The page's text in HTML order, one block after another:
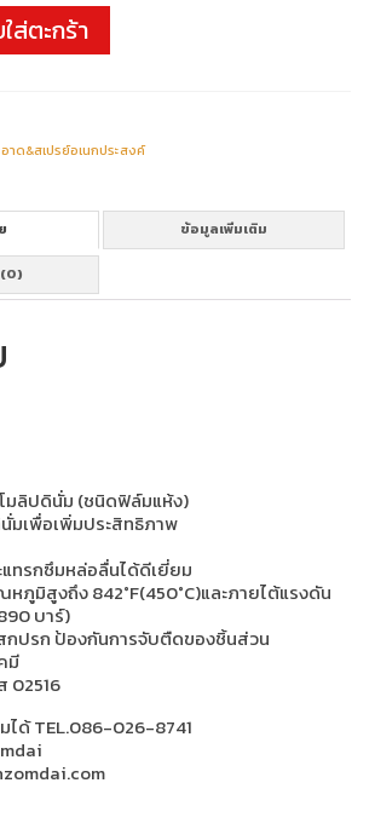
ส่ตะกร้า
าด&สเปรย์อเนกประสงค์
ข้อมูลเพิ่มเติม
มลิปดินั่ม (ชนิดฟิล์มแห้ง)
มเพื่อเพิ่มประสิทธิภาพ
แทรกซึมหล่อลื่นได้ดีเยี่ยม
หภูมิสูงถึง 842°F(450°C)และภายไต้แรงดัน
บาร์)
กปรก ป้องกันการจับตืดของชิ้นส่วน
มี
02516
ได้ TEL.086-026-8741